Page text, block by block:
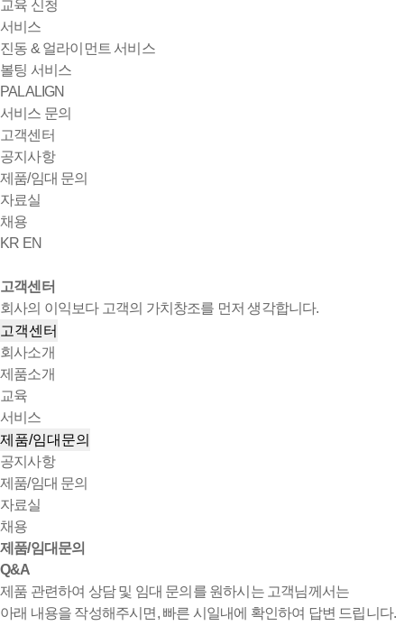
교육 신청
서비스
진동 & 얼라이먼트 서비스
볼팅 서비스
PALALIGN
서비스 문의
고객센터
공지사항
제품/임대 문의
자료실
채용
KR EN
고객센터
회사의 이익보다 고객의 가치창조를 먼저 생각합니다.
고객센터
회사소개
제품소개
교육
서비스
제품/임대문의
공지사항
제품/임대 문의
자료실
채용
제품/임대문의
Q&A
제품 관련하여 상담 및 임대 문의를 원하시는 고객님께서는
아래 내용을 작성해주시면, 빠른 시일내에 확인하여 답변 드립니다.